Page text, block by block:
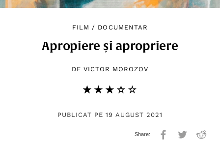
FILM / DOCUMENTAR
Apropiere și apropriere
DE VICTOR MOROZOV
★★★★★
☆☆☆☆☆
PUBLICAT PE 19 AUGUST 2021